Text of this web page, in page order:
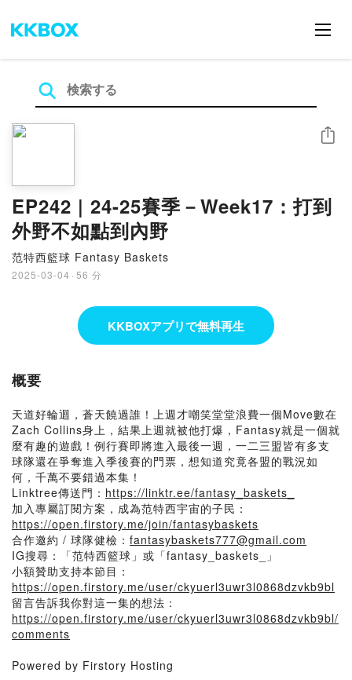
EP242 | 24-25賽季－Week17：打到
外野不如點到內野
范特西籃球 Fantasy Baskets
2025-03-04 · 56 分
シェア
KKBOXアプリで無料再生
概要
天道好輪迴，蒼天饒過誰！上週才嘲笑堂堂浪費一個Move數在
Zach Collins身上，結果上週就被他打爆，Fantasy就是一個就
麼有趣的遊戲！例行賽即將進入最後一週，一二三盟皆有多支
球隊還在爭奪進入季後賽的門票，想知道究竟各盟的戰況如
何，千萬不要錯過本集！
Linktree傳送門： https://linktr.ee/fantasy_baskets_
加入專屬訂閱方案，成為范特西宇宙的子民：
https://open.firstory.me/join/fantasybaskets
合作邀約 / 球隊健檢： fantasybaskets777@gmail.com
IG搜尋：「范特西籃球」或「fantasy_baskets_」
小額贊助支持本節目：
https://open.firstory.me/user/ckyuerl3uwr3l0868dzvkb9bl
留言告訴我你對這一集的想法：
https://open.firstory.me/user/ckyuerl3uwr3l0868dzvkb9bl/
comments
Powered by Firstory Hosting